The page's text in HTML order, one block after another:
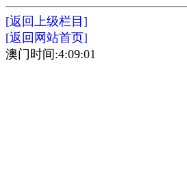
[返回上级栏目]
[返回网站首页]
澳门时间:4:09:01